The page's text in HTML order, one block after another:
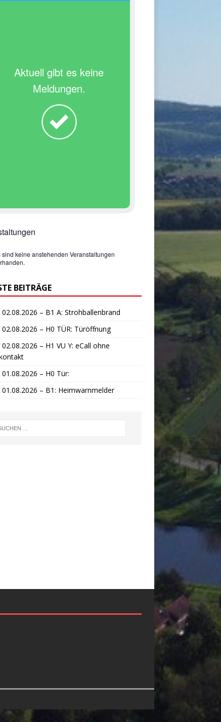
Aktuell gibt es keine
Meldungen.
sind keine anstehenden Veranstaltungen
BEITRÄGE
02.08.2026 – B1 A: Strohballenbrand
02.08.2026 – H0 TÜR: Türöffnung
02.08.2026 – H1 VU Y: eCall ohne
01.08.2026 – H0 Tür:
01.08.2026 – B1: Heimwarnmelder